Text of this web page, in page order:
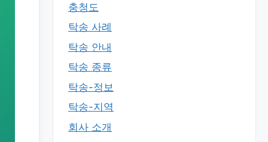
충청도
탁송 사례
탁송 안내
탁송 종류
탁송-정보
탁송-지역
회사 소개